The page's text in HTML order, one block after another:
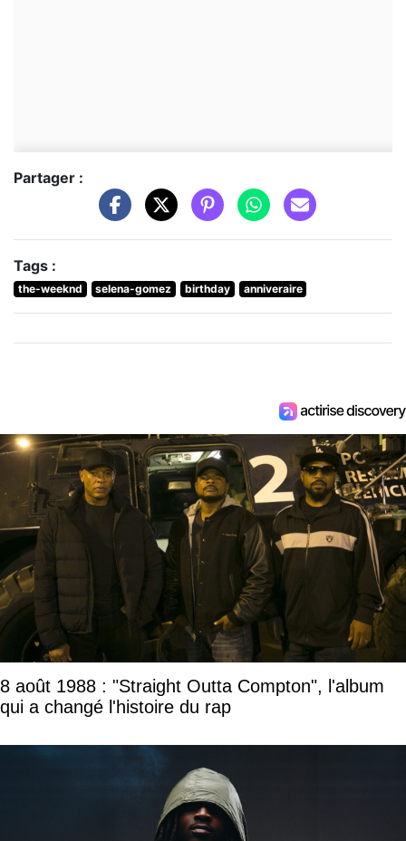
Partager :
Tags :
the-weeknd selena-gomez birthday anniveraire
8 août 1988 : "Straight Outta Compton", l'album
qui a changé l'histoire du rap